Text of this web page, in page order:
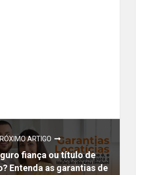
ARTIGO
fiança ou título de
Entenda as garantias de